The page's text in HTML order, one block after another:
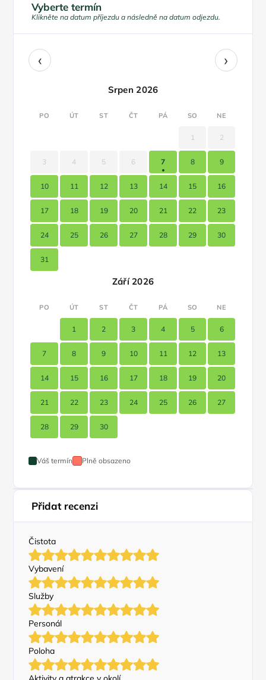
Vyberte termín
Klikněte na datum příjezdu a následně na datum odjezdu.
‹ ›
Srpen 2026
PO ÚT ST ČT PÁ SO NE
1 2
3 4 5 6 7 8 9
10 11 12 13 14 15 16
17 18 19 20 21 22 23
24 25 26 27 28 29 30
31
Září 2026
PO ÚT ST ČT PÁ SO NE
1 2 3 4 5 6
7 8 9 10 11 12 13
14 15 16 17 18 19 20
21 22 23 24 25 26 27
28 29 30
Váš termín Plně obsazeno
Přidat recenzi
Čistota
Vybavení
Služby
Personál
Poloha